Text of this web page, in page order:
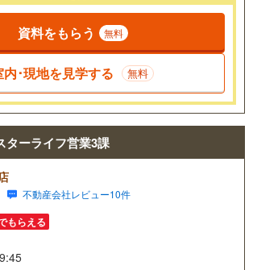
資料をもらう 無料
内･現地を見学する 無料
ターライフ営業3課
不動産会社レビュー10件
もらえる